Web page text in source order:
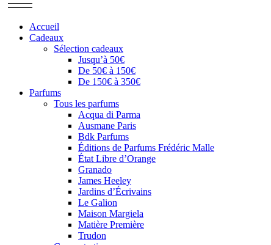
Accueil
Cadeaux
Sélection cadeaux
Jusqu’à 50€
De 50€ à 150€
De 150€ à 350€
Parfums
Tous les parfums
Acqua di Parma
Ausmane Paris
Bdk Parfums
Éditions de Parfums Frédéric Malle
État Libre d’Orange
Granado
James Heeley
Jardins d’Écrivains
Le Galion
Maison Margiela
Matière Première
Trudon